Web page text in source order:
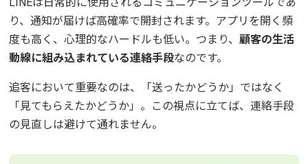
り、通知が届けば高確率で開封されます。アプリを開く頻
度も高く、心理的なハードルも低い。つまり、顧客の生活
動線に組み込まれている連絡手段なのです。
追客において重要なのは、「送ったかどうか」ではなく
「見てもらえたかどうか」。この視点に立てば、連絡手段
の見直しは避けて通れません。